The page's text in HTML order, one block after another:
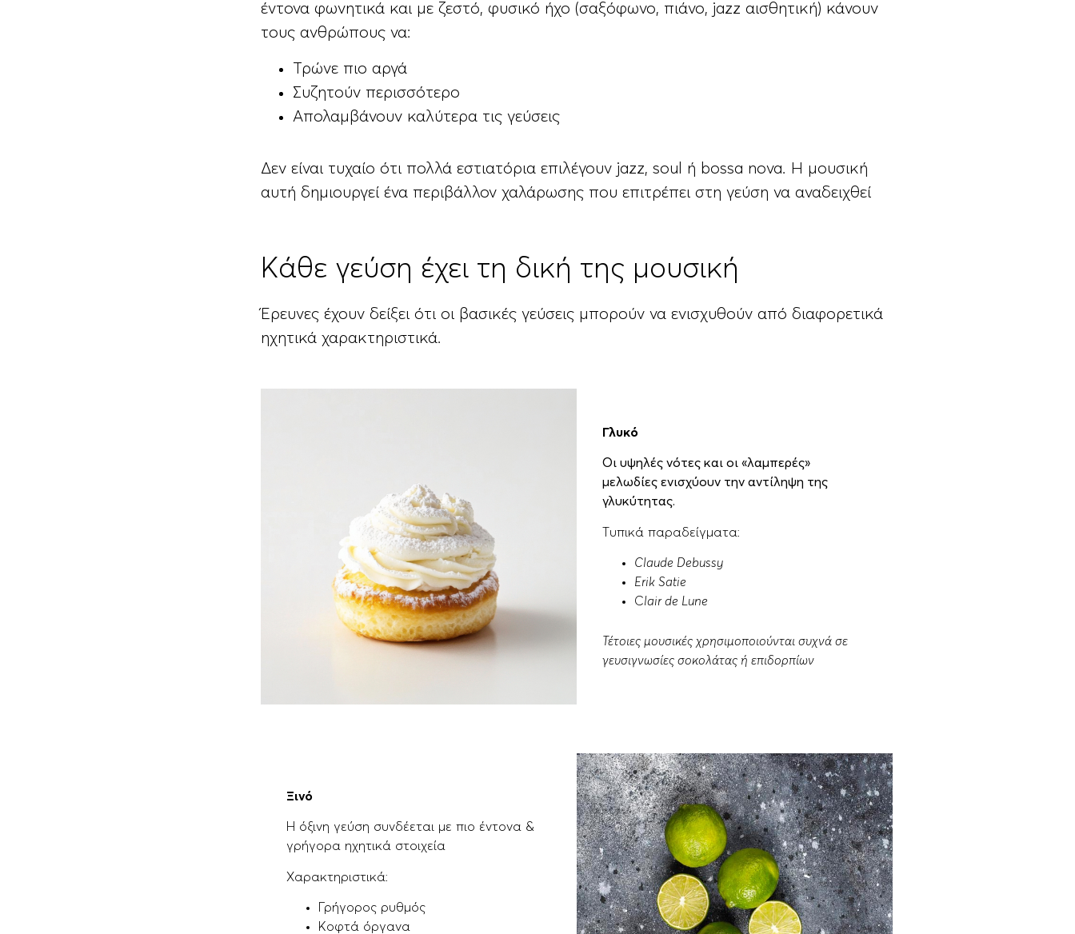
έντονα φωνητικά και με ζεστό, φυσικό ήχο (σαξόφωνο, πιάνο, jazz αισθητική) κάνουν
τους ανθρώπους να:
Τρώνε πιο αργά
Συζητούν περισσότερο
Απολαμβάνουν καλύτερα τις γεύσεις
Δεν είναι τυχαίο ότι πολλά εστιατόρια επιλέγουν jazz, soul ή bossa nova. Η μουσική
αυτή δημιουργεί ένα περιβάλλον χαλάρωσης που επιτρέπει στη γεύση να αναδειχθεί
Κάθε γεύση έχει τη δική της μουσική
Έρευνες έχουν δείξει ότι οι βασικές γεύσεις μπορούν να ενισχυθούν από διαφορετικά
ηχητικά χαρακτηριστικά.
Γλυκό
Οι υψηλές νότες και οι «λαμπερές»
μελωδίες ενισχύουν την αντίληψη της
γλυκύτητας.
Τυπικά παραδείγματα:
Claude Debussy
Erik Satie
Clair de Lune
Τέτοιες μουσικές χρησιμοποιούνται συχνά σε
γευσιγνωσίες σοκολάτας ή επιδορπίων
Ξινό
Η όξινη γεύση συνδέεται με πιο έντονα &
γρήγορα ηχητικά στοιχεία
Χαρακτηριστικά:
Γρήγορος ρυθμός
Κοφτά όργανα